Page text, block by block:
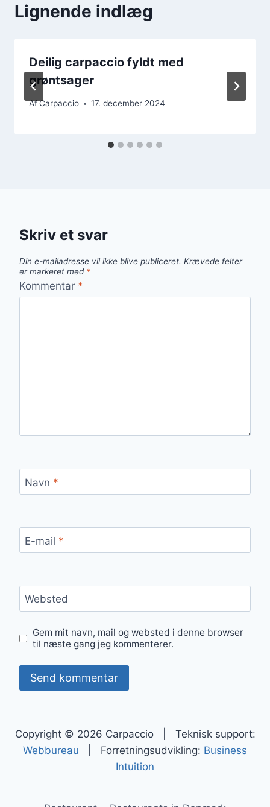
Lignende indlæg
Deilig carpaccio fyldt med
grøntsager
AfCarpaccio 17. december 2024
Skriv et svar
Din e-mailadresse vil ikke blive publiceret. Krævede felter
er markeret med *
Kommentar *
Navn *
E-mail *
Websted
Gem mit navn, mail og websted i denne browser
til næste gang jeg kommenterer.
Copyright © 2026 Carpaccio | Teknisk support:
Webbureau | Forretningsudvikling: Business
Intuition